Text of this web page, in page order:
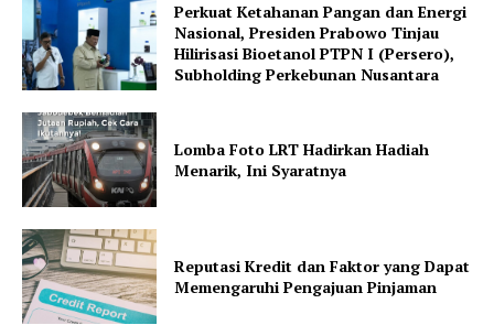
Perkuat Ketahanan Pangan dan Energi
Nasional, Presiden Prabowo Tinjau
Hilirisasi Bioetanol PTPN I (Persero),
Subholding Perkebunan Nusantara
Lomba Foto LRT Hadirkan Hadiah
Menarik, Ini Syaratnya
Reputasi Kredit dan Faktor yang Dapat
Memengaruhi Pengajuan Pinjaman